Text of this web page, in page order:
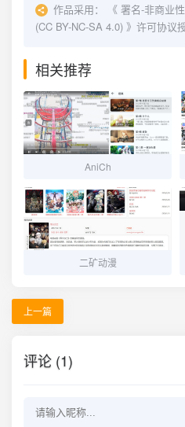
作品采用：
《 署名-非商业
(CC BY-NC-SA 4.0) 》许可协议
相关推荐
AniCh
二矿动漫
上一篇
评论 (1)